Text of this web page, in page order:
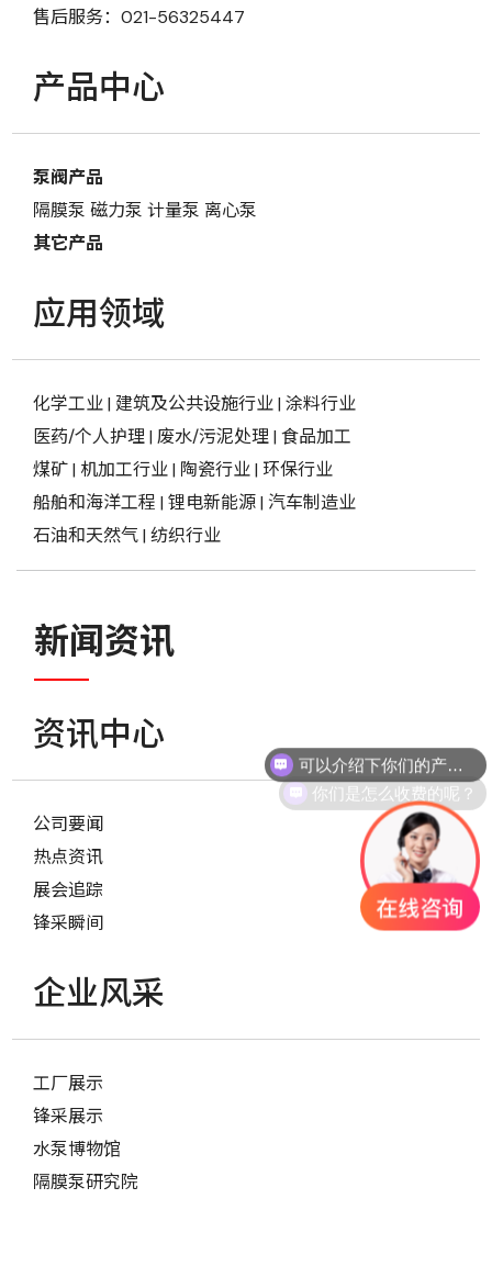
售后服务：021-56325447
产品中心
泵阀产品
隔膜泵 磁力泵 计量泵 离心泵
其它产品
应用领域
化学工业| 建筑及公共设施行业| 涂料行业
医药/个人护理| 废水/污泥处理| 食品加工
煤矿| 机加工行业| 陶瓷行业| 环保行业
船舶和海洋工程 | 锂电新能源| 汽车制造业
石油和天然气| 纺织行业
新闻资讯
资讯中心
公司要闻
热点资讯
展会追踪
锋采瞬间
企业风采
工厂展示
锋采展示
水泵博物馆
隔膜泵研究院
你们是怎么收费的呢？